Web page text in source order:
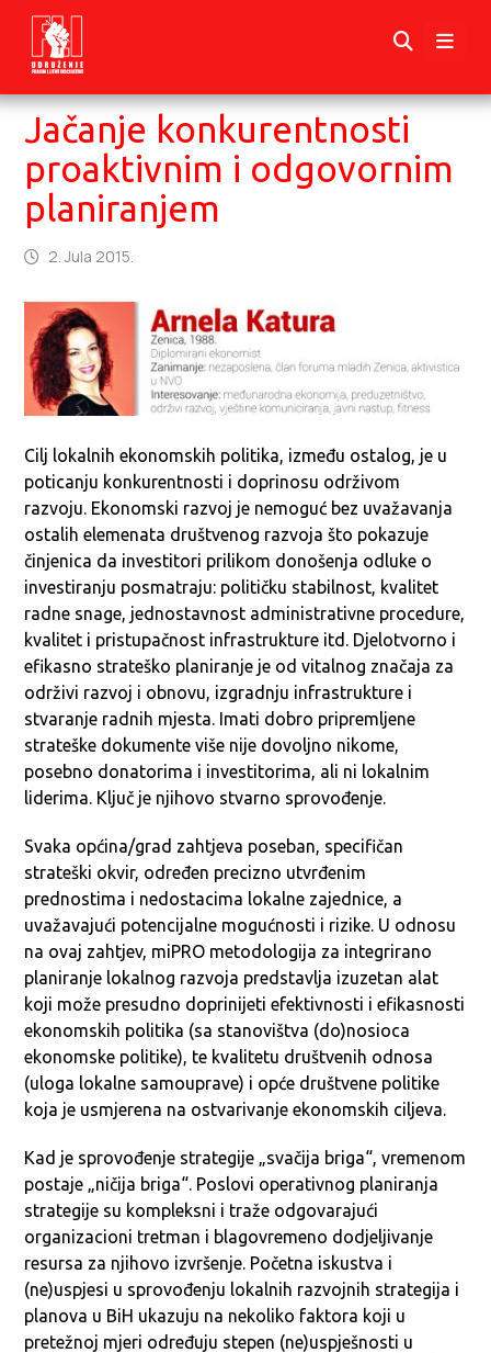
Jačanje konkurentnosti
proaktivnim i odgovornim
planiranjem
2. Jula 2015.
Cilj lokalnih ekonomskih politika, između ostalog, je u
poticanju konkurentnosti i doprinosu održivom
razvoju. Ekonomski razvoj je nemoguć bez uvažavanja
ostalih elemenata društvenog razvoja što pokazuje
činjenica da investitori prilikom donošenja odluke o
investiranju posmatraju: političku stabilnost, kvalitet
radne snage, jednostavnost administrativne procedure,
kvalitet i pristupačnost infrastrukture itd. Djelotvorno i
efikasno strateško planiranje je od vitalnog značaja za
održivi razvoj i obnovu, izgradnju infrastrukture i
stvaranje radnih mjesta. Imati dobro pripremljene
strateške dokumente više nije dovoljno nikome,
posebno donatorima i investitorima, ali ni lokalnim
liderima. Ključ je njihovo stvarno sprovođenje.
Svaka općina/grad zahtjeva poseban, specifičan
strateški okvir, određen precizno utvrđenim
prednostima i nedostacima lokalne zajednice, a
uvažavajući potencijalne mogućnosti i rizike. U odnosu
na ovaj zahtjev, miPRO metodologija za integrirano
planiranje lokalnog razvoja predstavlja izuzetan alat
koji može presudno doprinijeti efektivnosti i efikasnosti
ekonomskih politika (sa stanovištva (do)nosioca
ekonomske politike), te kvalitetu društvenih odnosa
(uloga lokalne samouprave) i opće društvene politike
koja je usmjerena na ostvarivanje ekonomskih ciljeva.
Kad je sprovođenje strategije „svačija briga“, vremenom
postaje „ničija briga“. Poslovi operativnog planiranja
strategije su kompleksni i traže odgovarajući
organizacioni tretman i blagovremeno dodjeljivanje
resursa za njihovo izvršenje. Početna iskustva i
(ne)uspjesi u sprovođenju lokalnih razvojnih strategija i
planova u BiH ukazuju na nekoliko faktora koji u
pretežnoj mjeri određuju stepen (ne)uspješnosti u